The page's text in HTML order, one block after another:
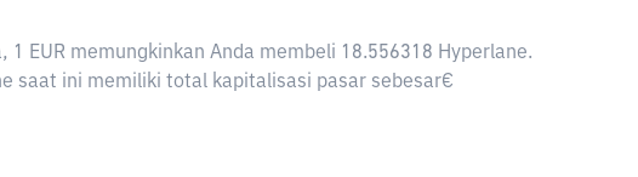
EUR memungkinkan Anda membeli 18.556318 Hyperlane.
saat ini memiliki total kapitalisasi pasar sebesar€